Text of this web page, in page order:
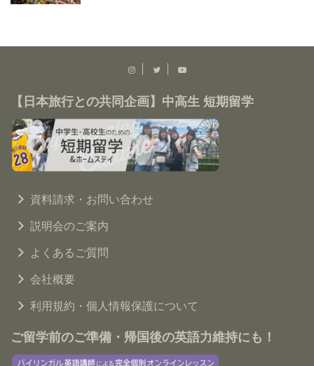
【日本旅行との共同企画】中高生 短期留学
資料請求・お問い合わせ
説明会のご案内
よくあるご質問
会社概要
利用規約・個人情報保護について
ご留学前のご準備・帰国後の英語力維持にも！